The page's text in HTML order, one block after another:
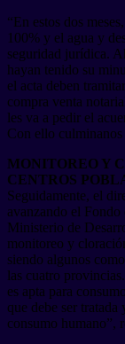
“En estos dos
100% y el agua y
seguridad jurídica.
hayan tenido su
el acta deben
compra venta
les va a pedir el
Con ello
MONITOREO Y
CENTROS
Seguidamente, el
avanzando el
Ministerio de
monitoreo y
siendo algunos
las cuatro
es apta para
que debe ser tratada
consumo humano”,